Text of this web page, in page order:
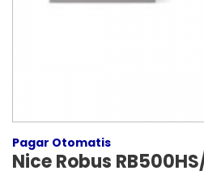
Pagar Otomatis
Nice Robus